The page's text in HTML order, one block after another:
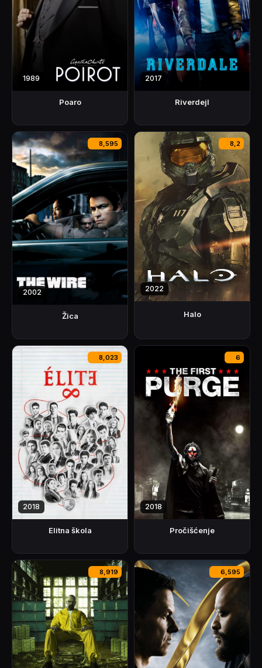
1989
Poaro
2017
Riverdejl
8,595
2002
Žica
8,2
2022
Halo
8,023
2018
Elitna škola
6
2018
Pročišćenje
8,919 6,595